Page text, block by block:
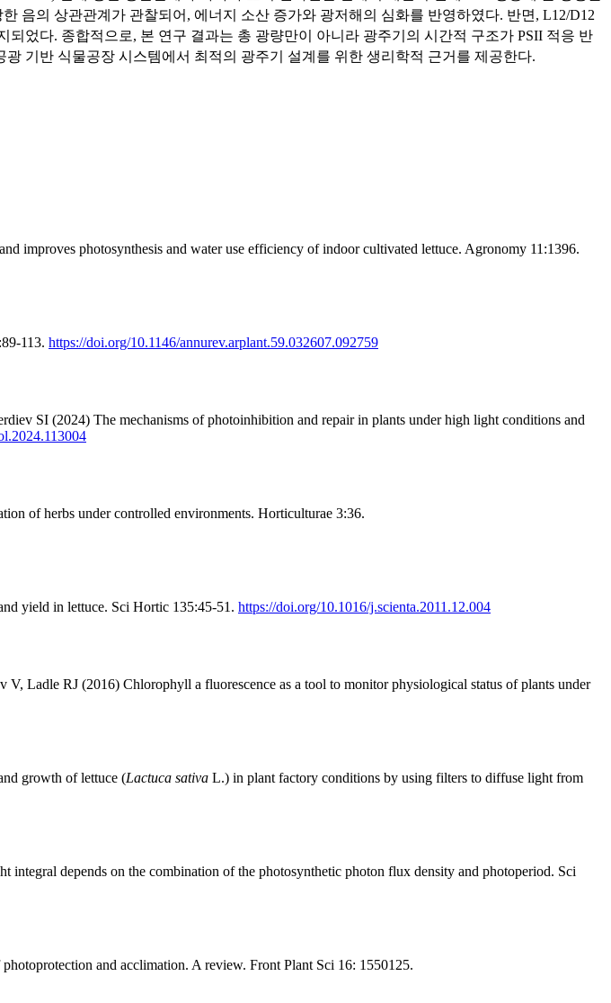
한 음의 상관관계가 관찰되어, 에너지 소산 증가와 광저해의 심화를 반영하였다. 반면, L12/D12
되었다. 종합적으로, 본 연구 결과는 총 광량만이 아니라 광주기의 시간적 구조가 PSII 적응 반
기반 식물공장 시스템에서 최적의 광주기 설계를 위한 생리학적 근거를 제공한다.
improves photosynthesis and water use efficiency of indoor cultivated lettuce. Agronomy 11:1396.
113. https://doi.org/10.1146/annurev.arplant.59.032607.092759
SI (2024) The mechanisms of photoinhibition and repair in plants under high light conditions and
of herbs under controlled environments. Horticulturae 3:36.
yield in lettuce. Sci Hortic 135:45-51. https://doi.org/10.1016/j.scienta.2011.12.004
RJ (2016) Chlorophyll a fluorescence as a tool to monitor physiological status of plants under
growth of lettuce (Lactuca sativa L.) in plant factory conditions by using filters to diffuse light from
depends on the combination of the photosynthetic photon flux density and photoperiod. Sci
and acclimation. A review. Front Plant Sci 16: 1550125.